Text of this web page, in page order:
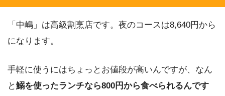
「中嶋」は高級割烹店です。夜のコースは8,640円から
になります。
手軽に使うにはちょっとお値段が高いんですが、なん
と鰯を使ったランチなら800円から食べられるんです